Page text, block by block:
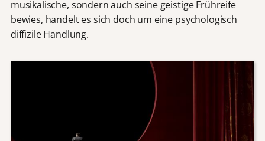
musikalische, sondern auch seine geistige Frühreife
bewies, handelt es sich doch um eine psychologisch
diffizile Handlung.